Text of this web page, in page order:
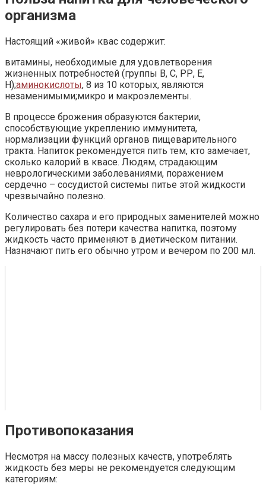
организма
Настоящий «живой» квас содержит:
витамины, необходимые для удовлетворения
жизненных потребностей (группы В, С, РР, Е,
Н);аминокислоты, 8 из 10 которых, являются
незаменимыми;микро и макроэлементы.
В процессе брожения образуются бактерии,
способствующие укреплению иммунитета,
нормализации функций органов пищеварительного
тракта. Напиток рекомендуется пить тем, кто замечает,
сколько калорий в квасе. Людям, страдающим
неврологическими заболеваниями, поражением
сердечно – сосудистой системы питье этой жидкости
чрезвычайно полезно.
Количество сахара и его природных заменителей можно
регулировать без потери качества напитка, поэтому
жидкость часто применяют в диетическом питании.
Назначают пить его обычно утром и вечером по 200 мл.
Противопоказания
Несмотря на массу полезных качеств, употреблять
жидкость без меры не рекомендуется следующим
категориям: